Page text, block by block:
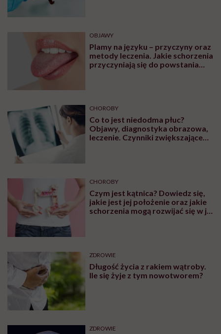
OBJAWY
Plamy na języku – przyczyny oraz
metody leczenia. Jakie schorzenia
przyczyniają się do powstania
CHOROBY
Co to jest niedodma płuc?
Objawy, diagnostyka obrazowa,
leczenie. Czynniki zwiększające
CHOROBY
Czym jest kątnica? Dowiedz się,
jakie jest jej położenie oraz jakie
schorzenia mogą rozwijać się w jej
ZDROWIE
Długość życia z rakiem wątroby.
Ile się żyje z tym nowotworem?
ZDROWIE